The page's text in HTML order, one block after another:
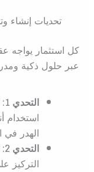
تحديات إنشاء
كل استثمار يواجه
عبر حلول ذكية
التحدي 1: ارتفاع التكاليف التشغيلية.
استخدام
الهدر في
التحدي 2: المنافسة السعرية الشديدة.
التركيز